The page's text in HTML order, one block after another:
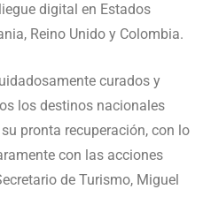
digital en Estados
Reino Unido y Colombia.
curados y
los destinos nacionales
pronta recuperación, con lo
con las acciones
de Turismo, Miguel